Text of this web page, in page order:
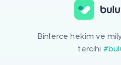
Binlerce hekim ve
tercihi